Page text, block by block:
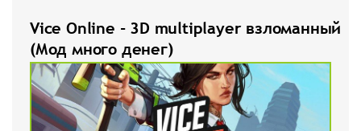
Vice Online - 3D multiplayer взломанный
(Мод много денег)